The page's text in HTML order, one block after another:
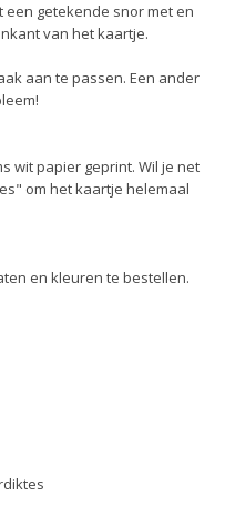
Notitieblokken
getekende snor met en
van het kaartje.
aan te passen. Een ander
wit papier geprint. Wil je net
om het kaartje helemaal
en kleuren te bestellen.